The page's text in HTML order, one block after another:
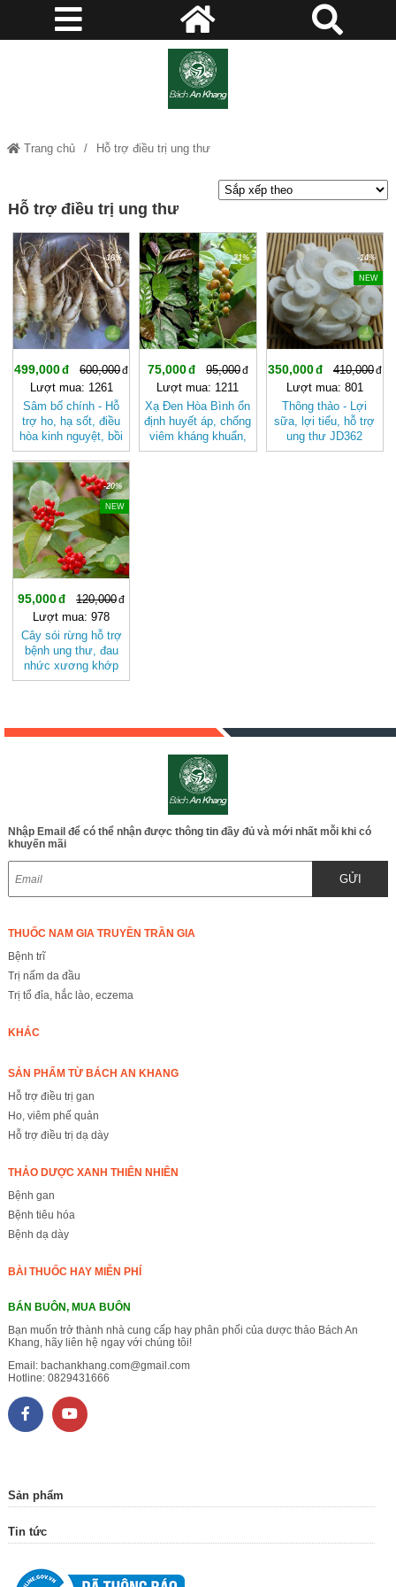
Trang chủ Hỗ trợ điều trị ung thư
Hỗ trợ điều trị ung thư
-16%
499,000
600,000
Lượt mua: 1261
Sâm bố chính - Hỗ
trợ ho, hạ sốt, điều
hòa kinh nguyệt, bồi
bổ cơ thể, tăng
cường tiêu hóa, hỗ
trợ điều trị ung thư
JD405 sambochinh
-21%
75,000
95,000
Lượt mua: 1211
Xạ Đen Hòa Bình ổn
định huyết áp, chống
viêm kháng khuẩn,
hỗ trợ ung thư
-14%
NEW
350,000
410,000
Lượt mua: 801
Thông thảo - Lợi
sữa, lợi tiểu, hỗ trợ
ung thư JD362
thongthao
-20%
NEW
95,000
120,000
Lượt mua: 978
Cây sói rừng hỗ trợ
bệnh ung thư, đau
nhức xương khớp
JD061 caysoirung
Nhập Email để có thể nhận được thông tin đầy đủ và mới nhất mỗi khi có
khuyến mãi
GỬI
THUỐC NAM GIA TRUYỀN TRẦN GIA
Bệnh trĩ
Trị nấm da đầu
Trị tổ đỉa, hắc lào, eczema
KHÁC
SẢN PHẨM TỪ BÁCH AN KHANG
Hỗ trợ điều trị gan
Ho, viêm phế quản
Hỗ trợ điều trị dạ dày
THẢO DƯỢC XANH THIÊN NHIÊN
Bệnh gan
Bệnh tiêu hóa
Bệnh dạ dày
BÀI THUỐC HAY MIỄN PHÍ
BÁN BUÔN, MUA BUÔN
Bạn muốn trở thành nhà cung cấp hay phân phối của dược thảo Bách An
Khang, hãy liên hệ ngay với chúng tôi!
Email: bachankhang.com@gmail.com
Hotline: 0829431666
Sản phẩm
Tin tức